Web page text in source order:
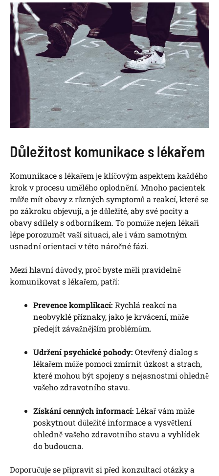
Důležitost komunikace s lékařem
Komunikace s lékařem je klíčovým aspektem každého
krok v procesu umělého oplodnění. Mnoho pacientek
může mít obavy z různých symptomů a reakcí, které se
po zákroku objevují, a je důležité, aby své pocity a
obavy sdílely s odborníkem. To pomůže nejen lékaři
lépe porozumět vaší situaci, ale i vám samotným
usnadní orientaci v této náročné fázi.
Mezi hlavní důvody, proč byste měli pravidelně
komunikovat s lékařem, patří:
Prevence komplikací: Rychlá reakcí na
neobvyklé příznaky, jako je krvácení, může
předejít závažnějším problémům.
Udržení psychické pohody: Otevřený dialog s
lékařem může pomoci zmírnit úzkost a strach,
které mohou být spojeny s nejasnostmi ohledně
vašeho zdravotního stavu.
Získání cenných informací: Lékař vám může
poskytnout důležité informace a vysvětlení
ohledně vašeho zdravotního stavu a vyhlídek
do budoucna.
Doporučuje se připravit si před konzultací otázky a